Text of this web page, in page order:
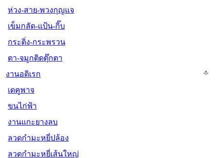
ห่วง-สาย-พวงกุญแจ
เข็มกลัด-แป้น-กิ๊บ
กระดิ่ง-กระพรวน
ตา-จมูกติดตุ๊กตา
งานอดิเรก
เดคูพาจ
ขนไก่ฟ้า
งานแกะยางลบ
ลวดกำมะหยี่ปล้อง
ลวดกำมะหยี่เส้นใหญ่